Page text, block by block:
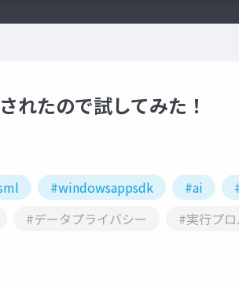
れたので試してみた！
#windowsappsdk #ai
#データプライバシー #実行プ